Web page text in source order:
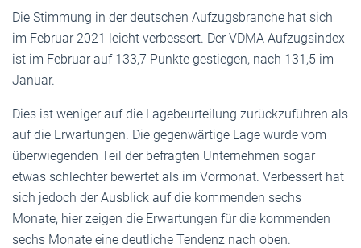
Die Stimmung in der deutschen Aufzugsbranche hat sich
im Februar 2021 leicht verbessert. Der VDMA Aufzugsindex
ist im Februar auf 133,7 Punkte gestiegen, nach 131,5 im
Januar.
Dies ist weniger auf die Lagebeurteilung zurückzuführen als
auf die Erwartungen. Die gegenwärtige Lage wurde vom
überwiegenden Teil der befragten Unternehmen sogar
etwas schlechter bewertet als im Vormonat. Verbessert hat
sich jedoch der Ausblick auf die kommenden sechs
Monate, hier zeigen die Erwartungen für die kommenden
sechs Monate eine deutliche Tendenz nach oben.